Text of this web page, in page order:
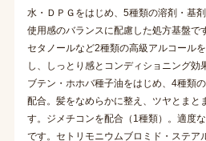
水・ＤＰＧをはじめ、5種類の溶剤・基
使用感のバランスに配慮した処方基盤で
セタノールなど2種類の高級アルコール
し、しっとり感とコンディショニング効
ブテン・ホホバ種子油をはじめ、4種類
配合。髪をなめらかに整え、ツヤとまと
す。ジメチコンを配合（1種類）。適度
です。セトリモニウムブロミド・ステア